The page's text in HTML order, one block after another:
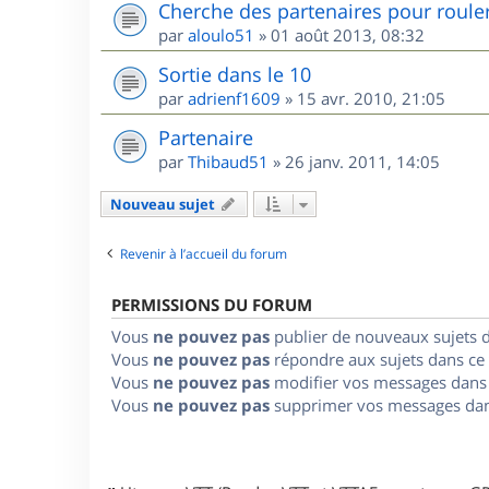
Cherche des partenaires pour
par aloulo51 » 01 août 2013, 08:32
Sortie dans le 10
par adrienf1609 » 15 avr. 2010, 21:05
Partenaire
par Thibaud51 » 26 janv. 2011, 14:05
Nouveau sujet
Revenir à l’accueil du forum
PERMISSIONS DU FORUM
Vous ne pouvez pas publier de nouveaux sujets
Vous ne pouvez pas répondre aux sujets dans
Vous ne pouvez pas modifier vos messages
Vous ne pouvez pas supprimer vos messages